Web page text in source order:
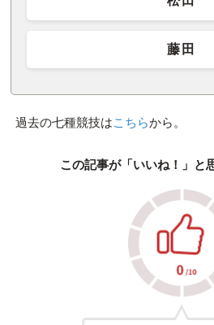
藤田
過去の七種競技はこちらから。
この記事が「いいね！」と